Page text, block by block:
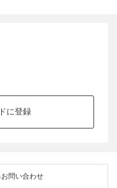
に登録
問い合わせ